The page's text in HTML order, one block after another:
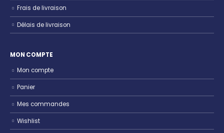
Frais de livraison
Délais de livraison
MON COMPTE
Mon compte
Panier
Mes commandes
Wishlist